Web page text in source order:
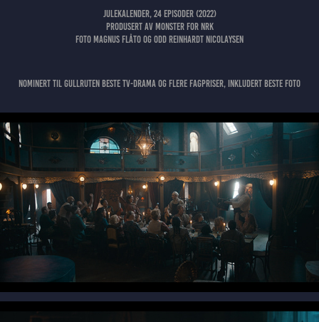
Julekalender, 24 episoder (2022)
Produsert av monster for nrk
Foto Magnus Flåto og Odd Reinhardt Nicolaysen
Nominert til gullruten beste tv-drama og flere fagpriser, inkludert beste foto